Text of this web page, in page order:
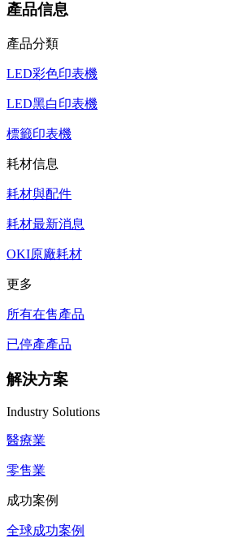
產品信息
產品分類
LED彩色印表機
LED黑白印表機
標籤印表機
耗材信息
耗材與配件
耗材最新消息
OKI原廠耗材
更多
所有在售產品
已停產產品
解決方案
Industry Solutions
醫療業
零售業
成功案例
全球成功案例